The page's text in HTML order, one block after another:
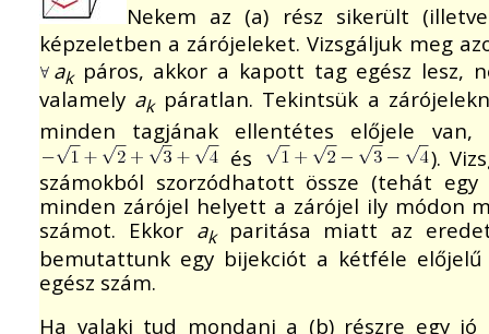
Nekem az (a) rész sikerült
képzeletben a zárójeleket. Vizsgáljuk meg
akpáros, akkor a kapott tag egész lesz,
valamely akpáratlan. Tekintsük a
minden tagjának ellentétes előjele
és
).
számokból szorzódhatott össze (tehát egy
minden zárójel helyett a zárójel ily módon
számot. Ekkor akparitása miatt az
bemutattunk egy bijekciót a kétféle
egész szám.
Ha valaki tud mondani a (b) részre egy jó